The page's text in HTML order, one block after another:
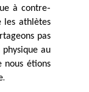
à contre-
les athlètes
pas
au
nous étions
.